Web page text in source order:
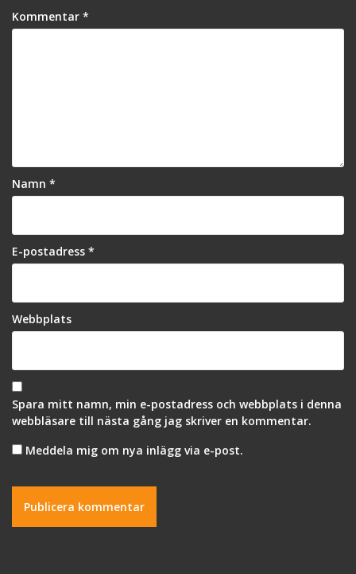
Kommentar *
Namn *
E-postadress *
Webbplats
Spara mitt namn, min e-postadress och webbplats i denna
webbläsare till nästa gång jag skriver en kommentar.
Meddela mig om nya inlägg via e-post.